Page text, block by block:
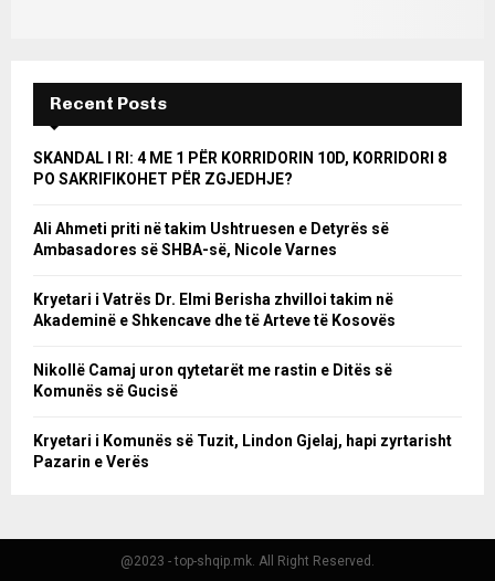
Recent Posts
SKANDAL I RI: 4 ME 1 PËR KORRIDORIN 10D, KORRIDORI 8
PO SAKRIFIKOHET PËR ZGJEDHJE?
Ali Ahmeti priti në takim Ushtruesen e Detyrës së
Ambasadores së SHBA-së, Nicole Varnes
Kryetari i Vatrës Dr. Elmi Berisha zhvilloi takim në
Akademinë e Shkencave dhe të Arteve të Kosovës
Nikollë Camaj uron qytetarët me rastin e Ditës së
Komunës së Gucisë
Kryetari i Komunës së Tuzit, Lindon Gjelaj, hapi zyrtarisht
Pazarin e Verës
@2023 - top-shqip.mk. All Right Reserved.